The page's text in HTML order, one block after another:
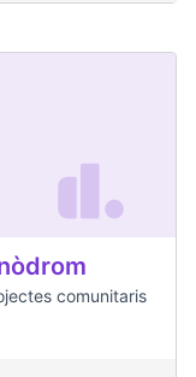
comunitaris